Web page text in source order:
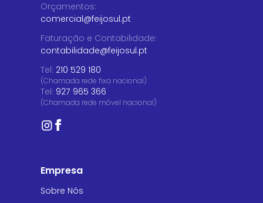
Orçamentos:
comercial@feijosul.pt
Faturação e Contabilidade:
contabilidade@feijosul.pt
Tel: 210 529 180
(Chamada rede fixa nacional)
Tel: 927 965 366
(Chamada rede móvel nacional)
Empresa
Sobre Nós